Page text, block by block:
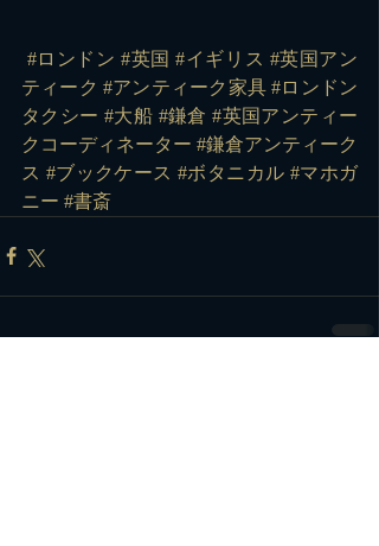
#ロンドン #英国 #イギリス #英国アン
ティーク #アンティーク家具 #ロンドン
タクシー #大船 #鎌倉 #英国アンティー
クコーディネーター #鎌倉アンティーク
ス #ブックケース #ボタニカル #マホガ
ニー #書斎